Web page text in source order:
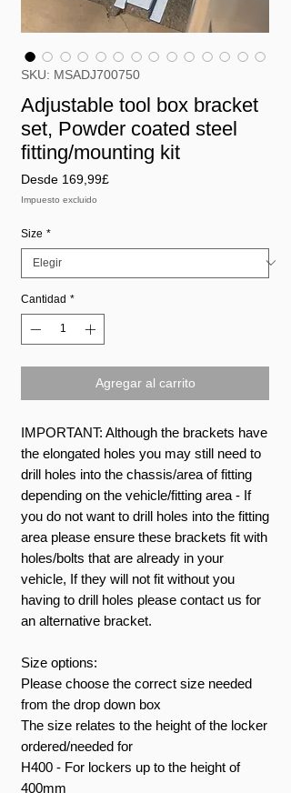
SKU: MSADJ700750
Adjustable tool box bracket
set, Powder coated steel
fitting/mounting kit
Desde 169,99£
Impuesto excluido
Size *
Cantidad *
Agregar al carrito
IMPORTANT: Although the brackets have
the elongated holes you may still need to
drill holes into the chassis/area of fitting
depending on the vehicle/fitting area - If
you do not want to drill holes into the fitting
area please ensure these brackets fit with
holes/bolts that are already in your
vehicle, If they will not fit without you
having to drill holes please contact us for
an alternative bracket.
Size options:
Please choose the correct size needed
from the drop down box
The size relates to the height of the locker
ordered/needed for
H400 - For lockers up to the height of
400mm